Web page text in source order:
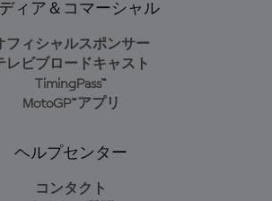
ィア＆コマーシャル
フィシャルスポンサー
レビブロードキャスト
TimingPass™
MotoGP™アプリ
ヘルプセンター
コンタクト